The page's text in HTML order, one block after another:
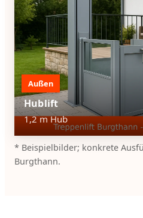
Außen
Hublift
1,2 m Hub
* Beispielbilder; konkrete
Burgthann.